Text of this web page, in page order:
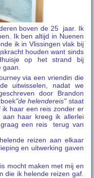
boven de 25 jaar. Ik
Ik ben altijd in Nuenen
ik in Vlissingen vlak bij
houden want sinds
op het strand bij
via een vriendin die
uitwisselen, nadat we
door Brandon
"de helendereis"staat
haar een reis zonder er
haar kreeg ik allerlei
een reis terug van
reizen aan elkaar
en uitwerking gaven
mocht maken met mij en
die ik helende reizen gaf.